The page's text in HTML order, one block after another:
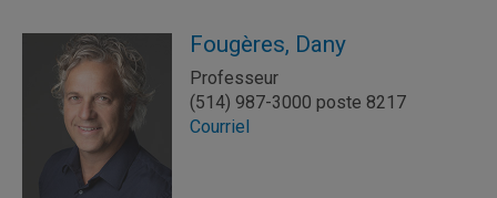
Fougères, Dany
Professeur
(514) 987-3000 poste 8217
Courriel